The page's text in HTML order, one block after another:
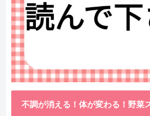
不調が消える！体が変わる！野菜